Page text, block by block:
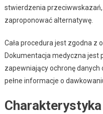
stwierdzenia
zaproponować alternatywę.
Cała procedura jest zgodna z
Dokumentacja medyczna jest
zapewniający ochronę
pełne informacje o